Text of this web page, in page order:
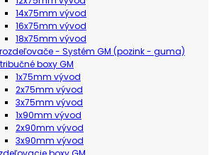
14x75mm vývod
16x75mm vývod
18x75mm vývod
- Systém GM (pozink - guma)
boxy GM
1x75mm vývod
2x75mm vývod
3x75mm vývod
1x90mm vývod
2x90mm vývod
3x90mm vývod